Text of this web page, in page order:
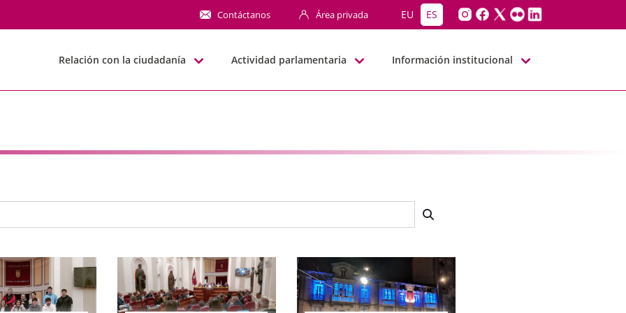
Contáctanos Área privada EU ES
Relación con la ciudadanía Actividad parlamentaria Información institucional
búsqueda